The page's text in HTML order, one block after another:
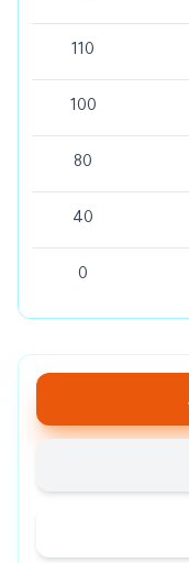
110
100
80
40
0